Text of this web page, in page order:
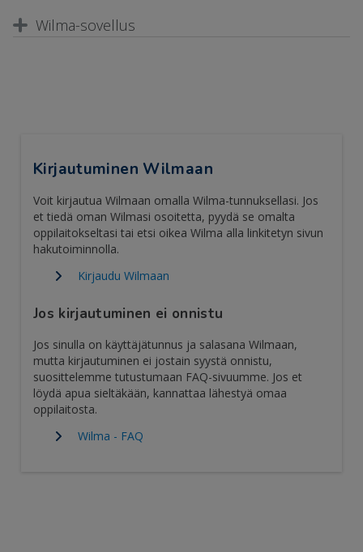
Wilma-sovellus
Kirjautuminen Wilmaan
Voit kirjautua Wilmaan omalla Wilma-tunnuksellasi. Jos
et tiedä oman Wilmasi osoitetta, pyydä se omalta
oppilaitokseltasi tai etsi oikea Wilma alla linkitetyn sivun
hakutoiminnolla.
Kirjaudu Wilmaan
Jos kirjautuminen ei onnistu
Jos sinulla on käyttäjätunnus ja salasana Wilmaan,
mutta kirjautuminen ei jostain syystä onnistu,
suosittelemme tutustumaan FAQ-sivuumme. Jos et
löydä apua sieltäkään, kannattaa lähestyä omaa
oppilaitosta.
Wilma - FAQ